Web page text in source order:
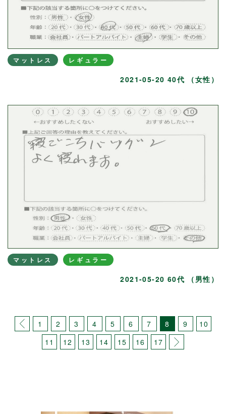
マットレス レギュラー
2021-05-20 40代 （女性）
マットレス レギュラー
2021-05-20 60代 （男性）
1 2 3 4 5 6 7 8 9
10
11
12 13 14 15 16 17